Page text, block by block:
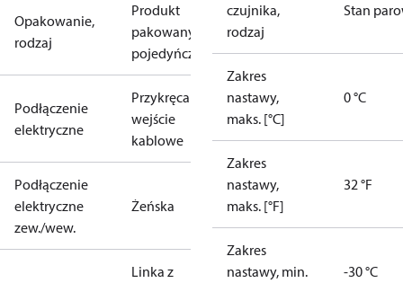
Opakowanie,
rodzaj
Produkt
pakowany
pojedyńczo
Podłączenie
elektryczne
Przykręcane
wejście
kablowe
Podłączenie
elektryczne
zew./wew.
Żeńska
Linka z
czujnika,
rodzaj
Stan
Zakres
nastawy,
maks. [°C]
0 °C
Zakres
nastawy,
maks. [°F]
32 °F
Zakres
nastawy, min.
-30 °C